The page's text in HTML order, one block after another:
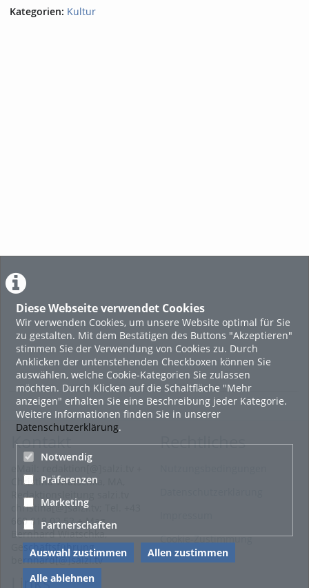
Diese Webseite verwendet Cookies
Wir verwenden Cookies, um unsere Website optimal für Sie
zu gestalten. Mit dem Bestätigen des Buttons "Akzeptieren"
stimmen Sie der Verwendung von Cookies zu. Durch
Anklicken der untenstehenden Checkboxen können Sie
auswählen, welche Cookie-Kategorien Sie zulassen
möchten. Durch Klicken auf die Schaltfläche "Mehr
anzeigen" erhalten Sie eine Beschreibung jeder Kategorie.
Weitere Informationen finden Sie in unserer
Datenschutzerklärung.
Notwendig
Präferenzen
Marketing
Partnerschaften
Auswahl zustimmen
Allen zustimmen
Alle ablehnen
Kategorien: Kultur
Kontakt
Christina Wiatschka, MA,
Redaktionsleitung salzi.tv
christina[@]salzi.tv; Tel. +43
660 818 02 52 + Mag.
Bernhard Wiatschka,
Geschäftsführung
bernhard[@]salzi.tv
Rechtliches
Cookie-Zustimmung
Links